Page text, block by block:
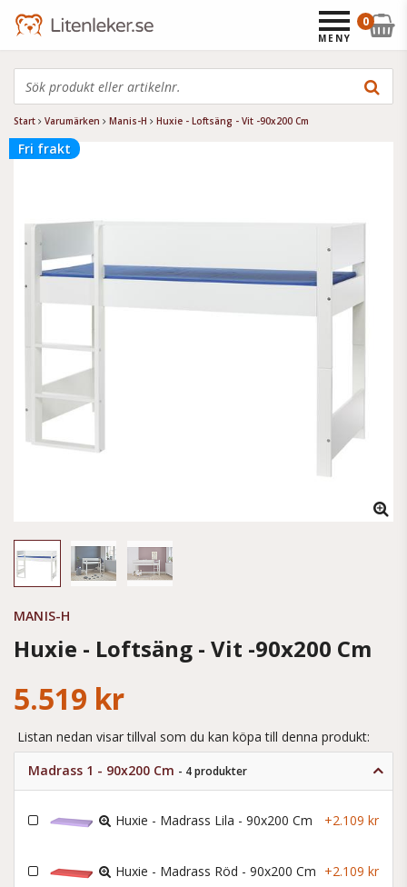
Start Varumärken Manis-H Huxie - Loftsäng - Vit -90x200 Cm
Fri frakt
MANIS-H
Huxie - Loftsäng - Vit -90x200 Cm
5.519 kr
Listan nedan visar tillval som du kan köpa till denna produkt:
Madrass 1 - 90x200 Cm - 4 produkter
Huxie - Madrass Lila - 90x200 Cm +2.109 kr
Huxie - Madrass Röd - 90x200 Cm +2.109 kr
0
MENY